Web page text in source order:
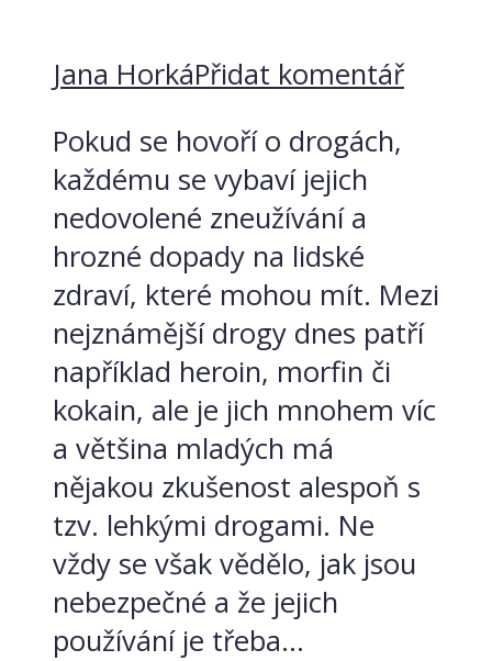
Jana HorkáPřidat komentář
Pokud se hovoří o drogách,
každému se vybaví jejich
nedovolené zneužívání a
hrozné dopady na lidské
zdraví, které mohou mít. Mezi
nejznámější drogy dnes patří
například heroin, morfin či
kokain, ale je jich mnohem víc
a většina mladých má
nějakou zkušenost alespoň s
tzv. lehkými drogami. Ne
vždy se však vědělo, jak jsou
nebezpečné a že jejich
používání je třeba...